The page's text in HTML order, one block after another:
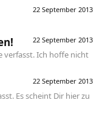
22 September 2013
22 September 2013
verfasst. Ich hoffe nicht
22 September 2013
Es scheint Dir hier zu